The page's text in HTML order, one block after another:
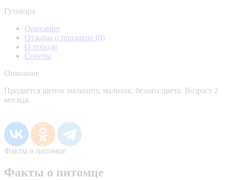
Гульнара
Описание
Отзывы о продавце (0)
О породе
Советы
Описание
Продаётся щенок мальтипу, мальчик, белого цвета. Возраст 2
месяца.
Факты о питомце
Факты о питомце